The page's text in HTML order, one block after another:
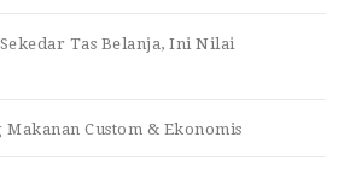
Tas Belanja, Ini Nilai
Custom & Ekonomis